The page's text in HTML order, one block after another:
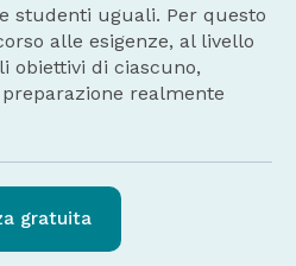
studenti uguali. Per questo
alle esigenze, al livello
obiettivi di ciascuno,
realmente
gratuita